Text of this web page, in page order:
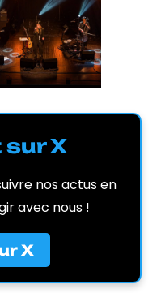
X
nos actus en
avec nous !
X